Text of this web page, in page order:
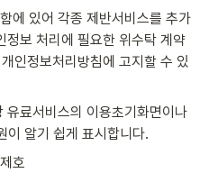
에 있어 각종 제반서비스를 추가
정보 처리에 필요한 위수탁 계약
인정보처리방침에 고지할 수 있
료서비스의 이용초기화면이나
이 알기 쉽게 표시합니다.
호